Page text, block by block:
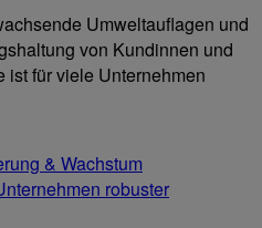
Umweltauflagen und
von Kundinnen und
ist für viele Unternehmen
& Wachstum
robuster